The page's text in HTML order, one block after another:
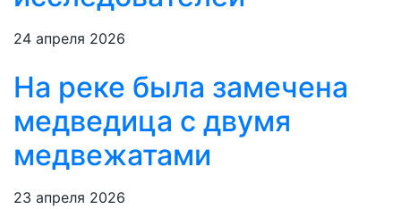
24 апреля 2026
На реке была замечена
медведица с двумя
медвежатами
23 апреля 2026